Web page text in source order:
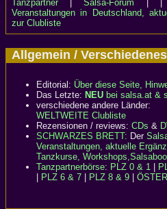
Tanzpartner|Salsa-Forum |
Veranstaltungen in Deutschland,
zur Clubliste
Allgemein /
Editorial: Über diese Seite,
Das Letzte: NEU bei salsa.at &
verschiedene andere Länder:
WELTWEITE Clubliste
Rezensionen / reviews: CDs &
SCHWARZES BRETT: Der
Veranstaltungen, aktuelle
Tanzkurse,
Tanzpartnerbörse: PLZ 0 & 1
PLZ 6 & 7 PLZ 8 & 9